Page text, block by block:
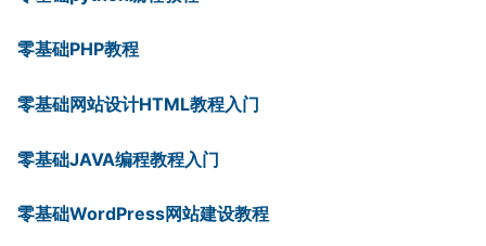
零基础PHP教程
零基础网站设计HTML教程入门
零基础JAVA编程教程入门
零基础WordPress网站建设教程